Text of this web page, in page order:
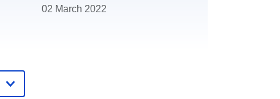
02 March 2022